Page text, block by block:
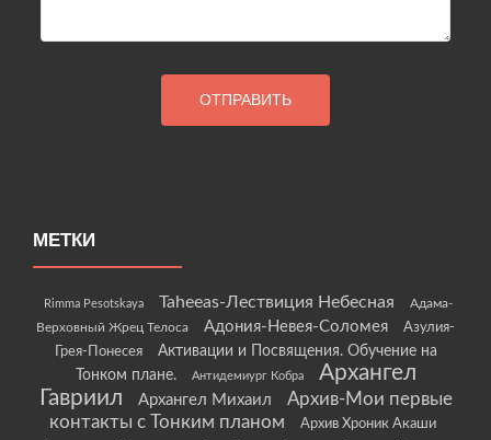
МЕТКИ
Rimma Pesotskaya Taheeas-Лествиция Небесная
Адама-
Верховный Жрец Телоса
Адония-Невея-Соломея
Азулия-
Грея-Понесея
Активации и Посвящения. Обучение на
Тонком плане.
Антидемиург Кобра
Архангел
Гавриил
Архангел Михаил
Архив-Мои первые
контакты с Тонким планом
Архив Хроник Акаши